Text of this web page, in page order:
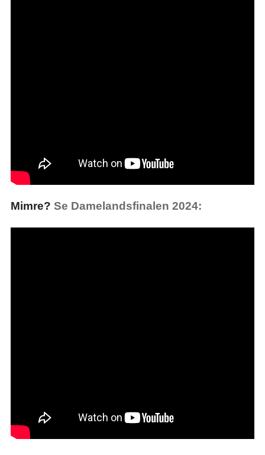
Mimre? Se Damelandsfinalen 2024: